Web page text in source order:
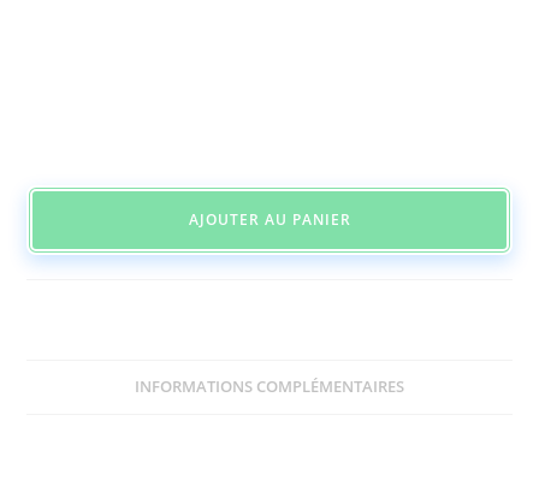
AJOUTER AU PANIER
INFORMATIONS COMPLÉMENTAIRES